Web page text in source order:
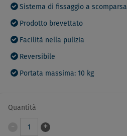
Sistema di fissaggio a scomparsa
Prodotto brevettato
Facilità nella pulizia
Reversibile
Portata massima: 10 kg
Quantità
1 +